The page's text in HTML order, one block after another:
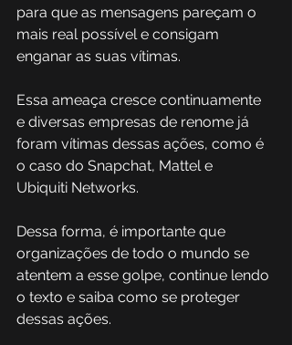
para que as mensagens pareçam o
mais real possível e consigam
enganar as suas vítimas.
Essa ameaça cresce continuamente
e diversas empresas de renome já
foram vítimas dessas ações, como é
o caso do Snapchat, Mattel e
Ubiquiti Networks.
Dessa forma, é importante que
organizações de todo o mundo se
atentem a esse golpe, continue lendo
o texto e saiba como se proteger
dessas ações.